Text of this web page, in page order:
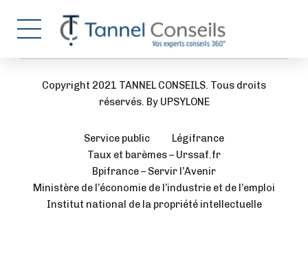
Copyright 2021 TANNEL CONSEILS. Tous droits
réservés. By UPSYLONE
Service public
Légifrance
Taux et barèmes – Urssaf.fr
Bpifrance – Servir l’Avenir
Ministère de l’économie de l’industrie et de l’emploi
Institut national de la propriété intellectuelle